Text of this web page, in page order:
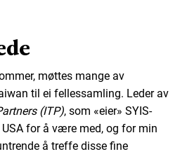
møttes mange av
til ei fellessamling. Leder av
(ITP), som «eier» SYIS-
for å være med, og for min
å treffe disse fine